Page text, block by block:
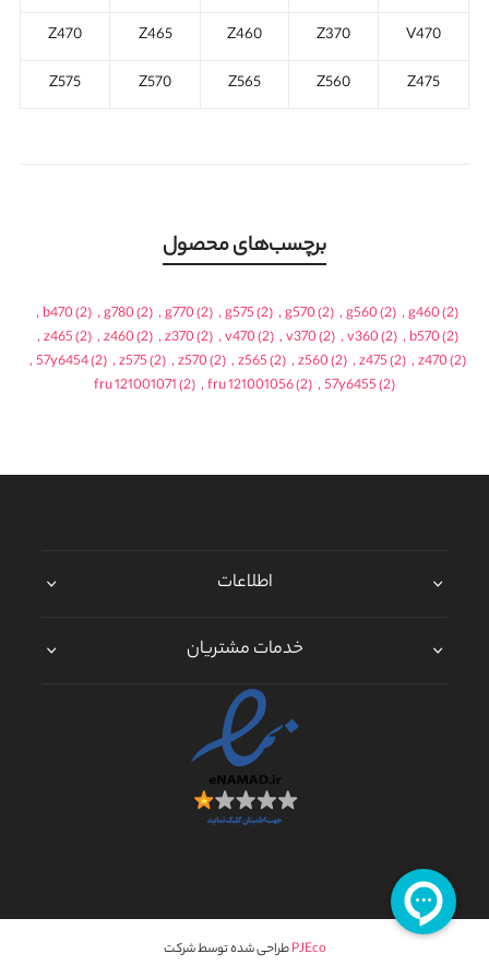
V470
Z370
Z460
Z465
Z470
Z475
Z560
Z565
Z570
Z575
برچسب‌های محصول
g460(2)
,
g560(2)
,
g570(2)
,
g575(2)
,
g770(2)
,
g780(2)
,
b470(2)
,
b570(2)
,
v360(2)
,
v370(2)
,
v470(2)
,
z370(2)
,
z460(2)
,
z465(2)
,
z470(2)
,
z475(2)
,
z560(2)
,
z565(2)
,
z570(2)
,
z575(2)
,
57y6454(2)
,
57y6455(2)
,
fru 121001056(2)
,
fru 121001071(2)
اطلاعات
خدمات مشتریان
طراحی شده توسط شرکتPJEco